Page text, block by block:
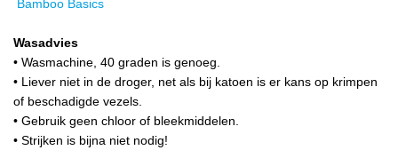
Bamboo Basics
Wasadvies
• Wasmachine, 40 graden is genoeg.
• Liever niet in de droger, net als bij katoen is er kans op krimpen
of beschadigde vezels.
• Gebruik geen chloor of bleekmiddelen.
• Strijken is bijna niet nodig!